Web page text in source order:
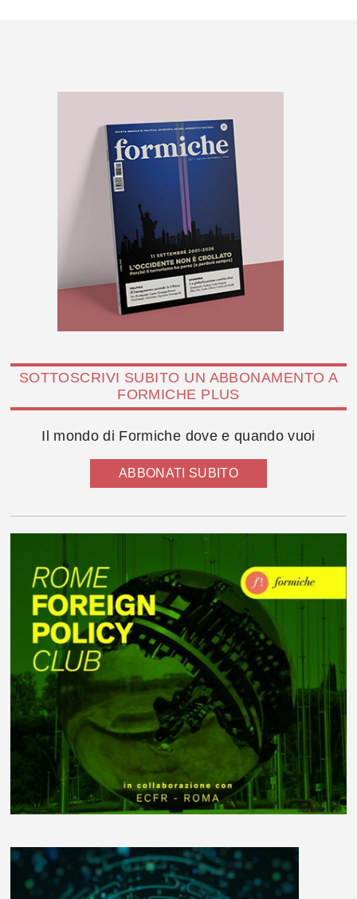
SOTTOSCRIVI SUBITO UN ABBONAMENTO A
FORMICHE PLUS
Il mondo di Formiche dove e quando vuoi
ABBONATI SUBITO